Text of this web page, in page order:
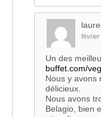
février
Un des
buffet.com/
Nous y avons
délicieux.
Nous avons
Belagio, bien